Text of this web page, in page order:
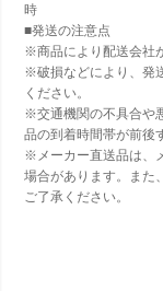
時
■発送の注意点
※商品により配送会社
※破損などにより、発
ください。
※交通機関の不具合や
品の到着時間帯が前後
※メーカー直送品は、
場合があります。また
ご了承ください。